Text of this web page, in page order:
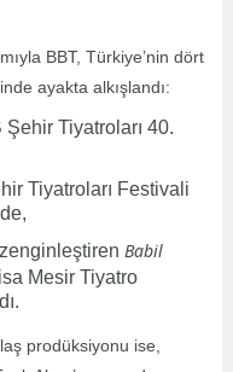
BBT, Türkiye’nin dört
ayakta alkışlandı:
Tiyatroları 40.
Tiyatroları Festivali
zenginleştirenBabil
Mesir Tiyatro
prodüksiyonu ise,